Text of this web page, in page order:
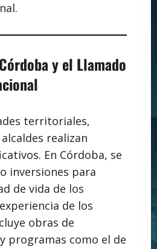
y el Llamado
territoriales,
realizan
En Córdoba, se
inversiones para
de vida de los
de los
obras de
programas como el de